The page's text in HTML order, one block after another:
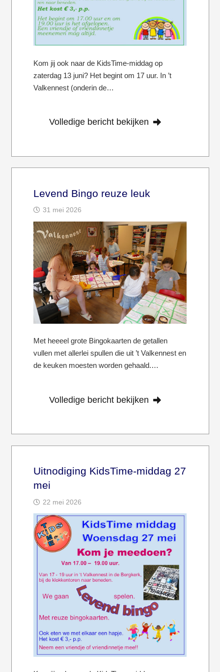
Kom jij ook naar de KidsTime-middag op
zaterdag 13 juni? Het begint om 17 uur. In ’t
Valkennest (onderin de…
Volledige bericht bekijken
Levend Bingo reuze leuk
31 mei 2026
Met heeeel grote Bingokaarten de getallen
vullen met allerlei spullen die uit ’t Valkennest en
de keuken moesten worden gehaald.…
Volledige bericht bekijken
Uitnodiging KidsTime-middag 27
mei
22 mei 2026